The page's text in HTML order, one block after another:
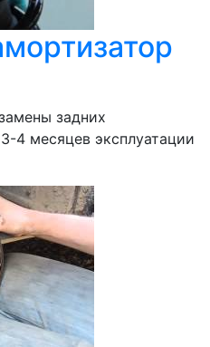
задних
4 месяцев эксплуатации